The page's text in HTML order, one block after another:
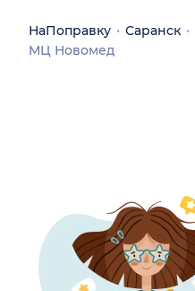
НаПоправку Саранск
МЦ Новомед